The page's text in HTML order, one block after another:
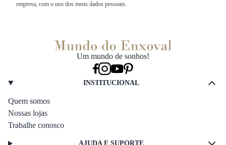
empresa, com o uso dos meus dados pessoais.
Um mundo de sonhos!
INSTITUCIONAL
Quem somos
Nossas lojas
Trabalhe conosco
AJUDA E SUPORTE